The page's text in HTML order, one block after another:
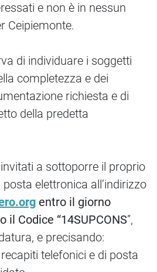
e non è in nessun
Ceipiemonte.
di individuare i soggetti
completezza e dei
richiesta e di
della predetta
a sottoporre il proprio
elettronica all’indirizzo
entro il giorno
il Codice “14SUPCONS”,
e precisando:
telefonici e di posta